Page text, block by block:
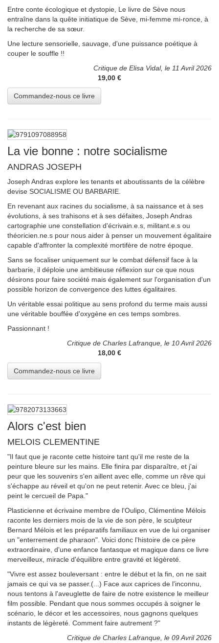
Entre conte écologique et dystopie, Le livre de Sève nous
entraîne dans la quête initiatique de Sève, mi-femme mi-ronce, à
la recherche de sa sœur.
Une lecture sensorielle, sauvage, d'une puissance poétique à
couper le souffle !!
Critique de Elisa Vidal, le 11 Avril 2026
19,00 €
La vie bonne : notre socialisme
ANDRAS JOSEPH
Joseph Andras explore les tenants et aboutissants de la célèbre
devise SOCIALISME OU BARBARIE.
En revenant aux racines du socialisme, à sa naissance et à ses
évolutions, à ses trahisons et à ses défaites, Joseph Andras
cartographie une constellation d'écrivain.e.s, militant.e.s ou
théoricien.ne.s pour nous aider à penser un mouvement égalitaire
capable d'affronter la complexité mortifère de notre époque.
Sans se focaliser uniquement sur le combat défensif face à la
barbarie, il déploie une ambitieuse réflexion sur ce que nous
désirons pour faire société mais également sur l'organisation d'un
possible horizon de convergence des luttes égalitaires.
Un véritable essai politique au sens profond du terme mais aussi
une véritable bouffée d'oxygène en ces temps sombres.
Passionnant !
Critique de Charles Lafranque, le 10 Avril 2026
18,00 €
Alors c'est bien
MELOIS CLEMENTINE
"Il faut que je raconte cette histoire tant qu'il me reste de la
peinture bleure sur les mains. Elle finira par disparaître, et j'ai
peur que les souvenirs s'en aillent avec elle, comme un rêve qui
s'échappe au réveil et qu'on ne peut retenir. Avec ce bleu, j'ai
peint le cercueil de Papa."
Plasticienne et écrivaine membre de l'Oulipo, Clémentine Mélois
raconte les derniers mois de la vie de son père, le sculpteur
Bernard Mélois et les préparatifs familiaux en vue de lui organiser
un "enterrement de pharaon". Voici donc l'histoire de ce père
extraordinaire, d'une enfance fantasque et magique dans ce livre
merveilleux, miracle d'équilibre entre gravité et légèreté.
"Vivre est assez bouleversant : entre le début et la fin, on ne sait
jamais ce qui va se passer.(...) Face aux caprices de l'inconnu,
nous tentons à l'aveuglette de faire de notre existence le meilleur
film possible. Pendant que nous sommes occupés à soigner le
scénario, le décor et les accessoires, nous gagnons quelques
instants de légèreté. Comment faire autrement ?"
Critique de Charles Lafranque, le 09 Avril 2026